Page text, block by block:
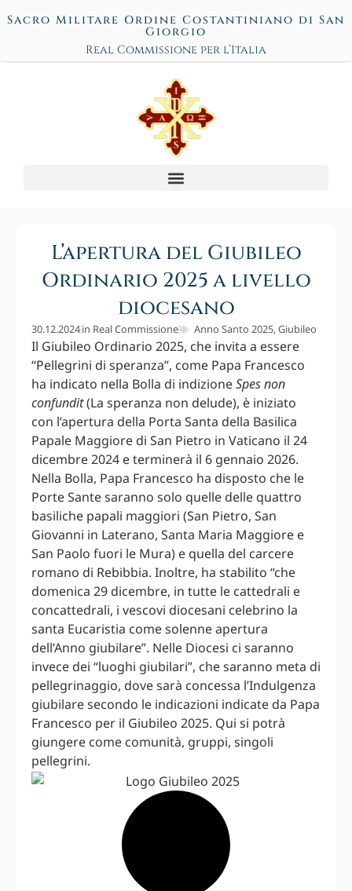
Sacro Militare Ordine Costantiniano di San
Giorgio
Real Commissione per l’Italia
L’apertura del Giubileo
Ordinario 2025 a livello
diocesano
30.12.2024in Real Commissione Anno Santo 2025,Giubileo
Il Giubileo Ordinario 2025, che invita a essere
“Pellegrini di speranza”, come Papa Francesco
ha indicato nella Bolla di indizioneSpes non
confundit(La speranza non delude), è iniziato
con l’apertura della Porta Santa della Basilica
Papale Maggiore di San Pietro in Vaticano il 24
dicembre 2024 e terminerà il 6 gennaio 2026.
Nella Bolla, Papa Francesco ha disposto che le
Porte Sante saranno solo quelle delle quattro
basiliche papali maggiori (San Pietro, San
Giovanni in Laterano, Santa Maria Maggiore e
San Paolo fuori le Mura) e quella del carcere
romano di Rebibbia. Inoltre, ha stabilito “che
domenica 29 dicembre, in tutte le cattedrali e
concattedrali, i vescovi diocesani celebrino la
santa Eucaristia come solenne apertura
dell’Anno giubilare”. Nelle Diocesi ci saranno
invece dei “luoghi giubilari”, che saranno meta di
pellegrinaggio, dove sarà concessa l’Indulgenza
giubilare secondo le indicazioni indicate da Papa
Francesco per il Giubileo 2025. Qui si potrà
giungere come comunità, gruppi, singoli
pellegrini.